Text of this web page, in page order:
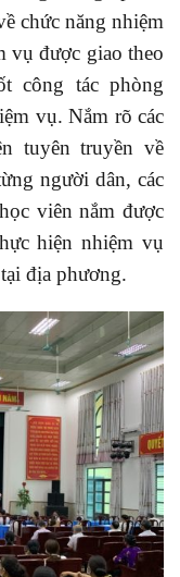
chức năng nhiệm
vụ được giao theo
công tác phòng
vụ. Nắm rõ các
tuyên truyền về
người dân, các
viên nắm được
hiện nhiệm vụ
địa phương.